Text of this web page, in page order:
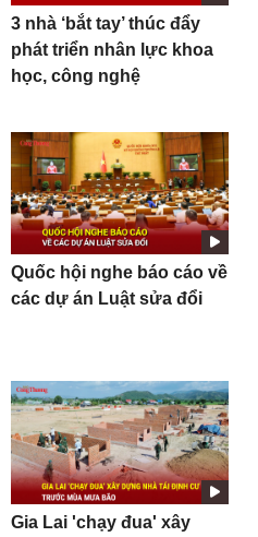
3 nhà ‘bắt tay’ thúc đẩy
phát triển nhân lực khoa
học, công nghệ
Quốc hội nghe báo cáo về
các dự án Luật sửa đổi
Gia Lai 'chạy đua' xây